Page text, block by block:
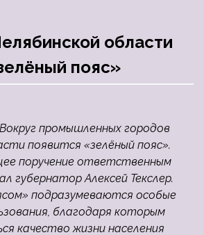
области
пояс»
промышленных городов
появится «зелёный пояс».
поручение ответственным
губернатор Алексей Текслер.
подразумеваются особые
благодаря которым
качество жизни населения